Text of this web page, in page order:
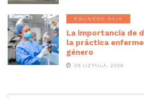
EGUNEKO GAIA
La importancia de
la práctica
género
29 UZTAILA, 2026